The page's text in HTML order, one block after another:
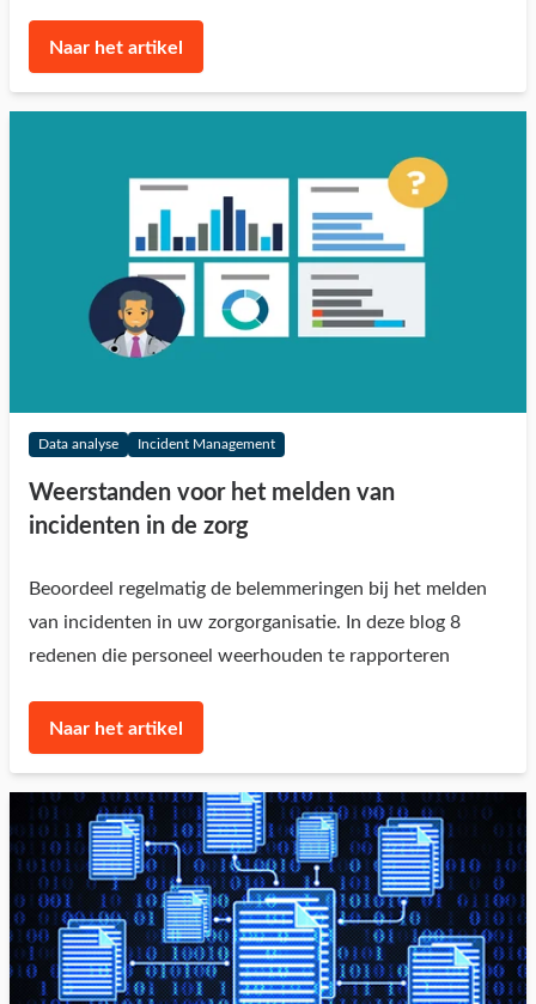
Naar het artikel
Data analyse Incident Management
Weerstanden voor het melden van
incidenten in de zorg
Beoordeel regelmatig de belemmeringen bij het melden
van incidenten in uw zorgorganisatie. In deze blog 8
redenen die personeel weerhouden te rapporteren
Naar het artikel